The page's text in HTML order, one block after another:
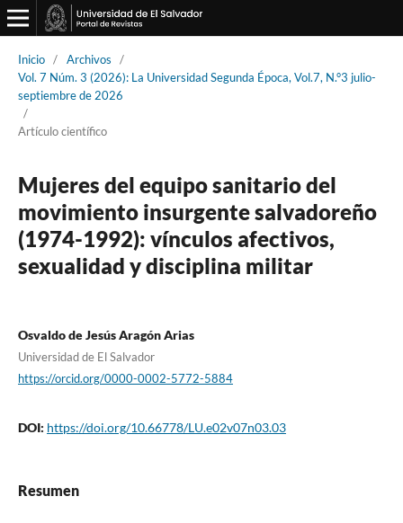
Inicio / Archivos
/
Vol. 7 Núm. 3 (2026): La Universidad Segunda Época, Vol.7, N.°3 julio-
septiembre de 2026
/
Artículo científico
Mujeres del equipo sanitario del
movimiento insurgente salvadoreño
(1974-1992): vínculos afectivos,
sexualidad y disciplina militar
Osvaldo de Jesús Aragón Arias
Universidad de El Salvador
https://orcid.org/0000-0002-5772-5884
DOI: https://doi.org/10.66778/LU.e02v07n03.03
Resumen